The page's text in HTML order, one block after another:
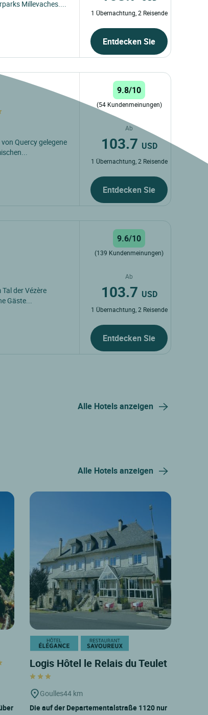
Millevaches....
1 Übernachtung, 2 Reisende
Entdecken Sie
Quercy gelegene
9.8/10
(54 Kundenmeinungen)
Ab
103.7 USD
1 Übernachtung, 2 Reisende
Entdecken Sie
der Vézère
Gäste...
9.6/10
(139 Kundenmeinungen)
Ab
103.7 USD
1 Übernachtung, 2 Reisende
Entdecken Sie
Alle Hotels anzeigen
Alle Hotels anzeigen
Logis Hôtel le Relais du Teulet
Goulles44 km
Die auf der Departementalstraße 1120 nur